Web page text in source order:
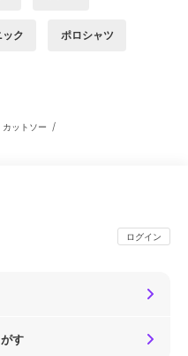
ク ポロシャツ
カットソー /
ログイン
す